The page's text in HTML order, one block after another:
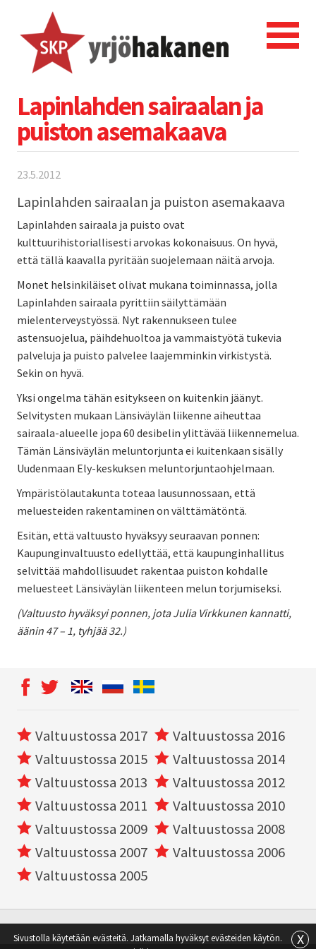
Lapinlahden sairaalan ja
puiston asemakaava
23.5.2012
Lapinlahden sairaalan ja puiston asemakaava
Lapinlahden sairaala ja puisto ovat
kulttuurihistoriallisesti arvokas kokonaisuus. On hyvä,
että tällä kaavalla pyritään suojelemaan näitä arvoja.
Monet helsinkiläiset olivat mukana toiminnassa, jolla
Lapinlahden sairaala pyrittiin säilyttämään
mielenterveystyössä. Nyt rakennukseen tulee
astensuojelua, päihdehuoltoa ja vammaistyötä tukevia
palveluja ja puisto palvelee laajemminkin virkistystä.
Sekin on hyvä.
Yksi ongelma tähän esitykseen on kuitenkin jäänyt.
Selvitysten mukaan Länsiväylän liikenne aiheuttaa
sairaala-alueelle jopa 60 desibelin ylittävää liikennemelua.
Tämän Länsiväylän meluntorjunta ei kuitenkaan sisälly
Uudenmaan Ely-keskuksen meluntorjuntaohjelmaan.
Ympäristölautakunta toteaa lausunnossaan, että
meluesteiden rakentaminen on välttämätöntä.
Esitän, että valtuusto hyväksyy seuraavan ponnen:
Kaupunginvaltuusto edellyttää, että kaupunginhallitus
selvittää mahdollisuudet rakentaa puiston kohdalle
meluesteet Länsiväylän liikenteen melun torjumiseksi.
(Valtuusto hyväksyi ponnen, jota Julia Virkkunen kannatti,
äänin 47 – 1, tyhjää 32.)
Valtuustossa 2017
Valtuustossa 2016
Valtuustossa 2015
Valtuustossa 2014
Valtuustossa 2013
Valtuustossa 2012
Valtuustossa 2011
Valtuustossa 2010
Valtuustossa 2009
Valtuustossa 2008
Valtuustossa 2007
Valtuustossa 2006
Valtuustossa 2005
Sivustolla käytetään evästeitä. Jatkamalla hyväksyt evästeiden käytön.
X